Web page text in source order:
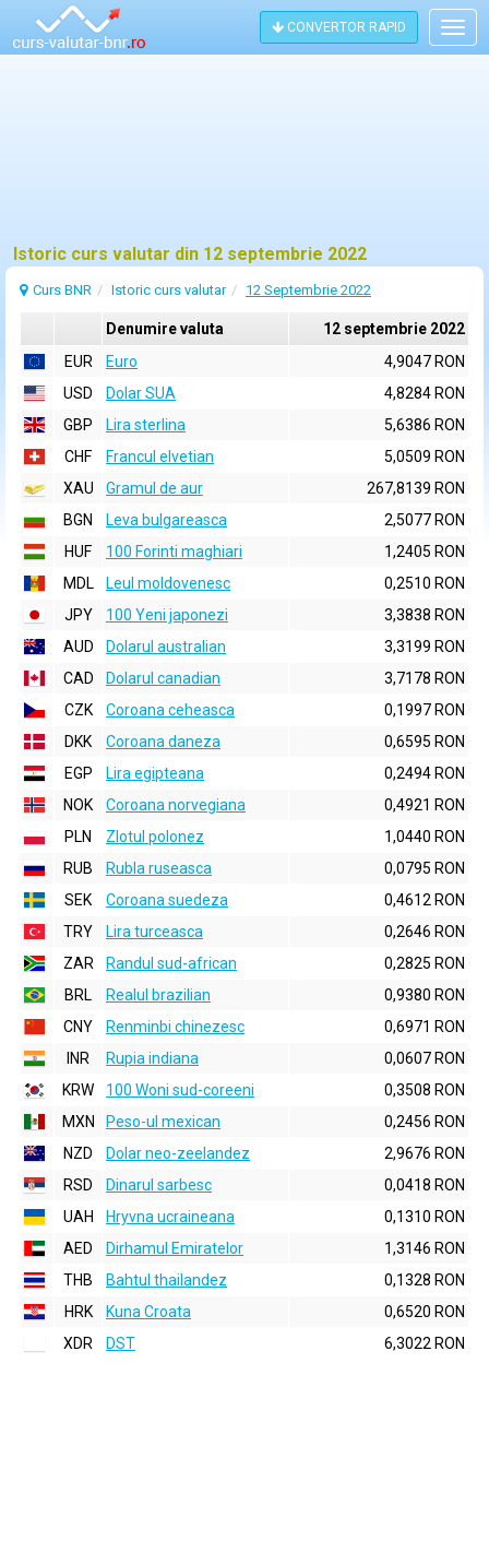
CONVERTOR RAPID
Istoric curs valutar din 12 septembrie 2022
Curs BNR Istoric curs valutar 12 Septembrie 2022
Denumire valuta
12 septembrie 2022
EUR
Euro
4,9047 RON
USD
Dolar SUA
4,8284 RON
GBP
Lira sterlina
5,6386 RON
CHF
Francul elvetian
5,0509 RON
XAU
Gramul de aur
267,8139 RON
BGN
Leva bulgareasca
2,5077 RON
HUF
100 Forinti maghiari
1,2405 RON
MDL
Leul moldovenesc
0,2510 RON
JPY
100 Yeni japonezi
3,3838 RON
AUD
Dolarul australian
3,3199 RON
CAD
Dolarul canadian
3,7178 RON
CZK
Coroana ceheasca
0,1997 RON
DKK
Coroana daneza
0,6595 RON
EGP
Lira egipteana
0,2494 RON
NOK
Coroana norvegiana
0,4921 RON
PLN
Zlotul polonez
1,0440 RON
RUB
Rubla ruseasca
0,0795 RON
SEK
Coroana suedeza
0,4612 RON
TRY
Lira turceasca
0,2646 RON
ZAR
Randul sud-african
0,2825 RON
BRL
Realul brazilian
0,9380 RON
CNY
Renminbi chinezesc
0,6971 RON
INR
Rupia indiana
0,0607 RON
KRW
100 Woni sud-coreeni
0,3508 RON
MXN
Peso-ul mexican
0,2456 RON
NZD
Dolar neo-zeelandez
2,9676 RON
RSD
Dinarul sarbesc
0,0418 RON
UAH
Hryvna ucraineana
0,1310 RON
AED
Dirhamul Emiratelor
1,3146 RON
THB
Bahtul thailandez
0,1328 RON
HRK
Kuna Croata
0,6520 RON
XDR
DST 6,3022 RON